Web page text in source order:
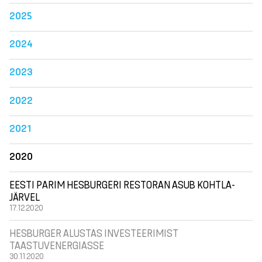
2025
2024
2023
2022
2021
2020
EESTI PARIM HESBURGERI RESTORAN ASUB KOHTLA-
JÄRVEL
17.12.2020
HESBURGER ALUSTAS INVESTEERIMIST
TAASTUVENERGIASSE
30.11.2020